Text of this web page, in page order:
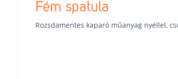
Fém spatula
Rozsdamentes kaparó műanyag nyéllel,